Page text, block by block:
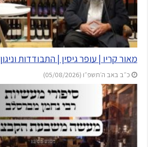
מאור קריו | עופר גיסין | התבודדות וניגון
כ״ב באב ה׳תשפ״ו (05/08/2026)